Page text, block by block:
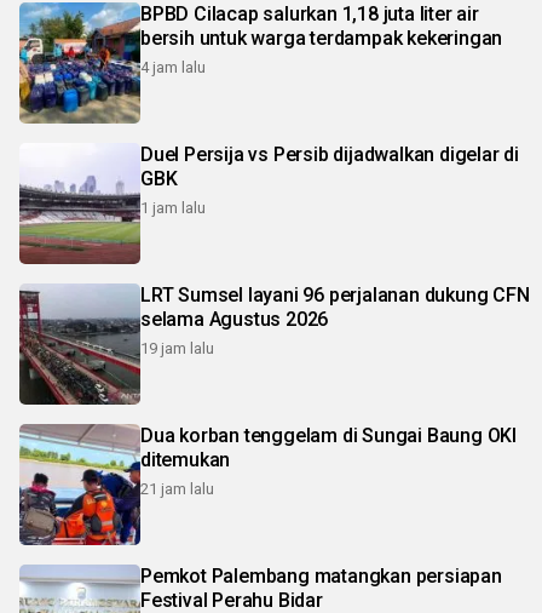
BPBD Cilacap salurkan 1,18 juta liter air
bersih untuk warga terdampak kekeringan
4 jam lalu
Duel Persija vs Persib dijadwalkan digelar di
GBK
1 jam lalu
LRT Sumsel layani 96 perjalanan dukung CFN
selama Agustus 2026
19 jam lalu
Dua korban tenggelam di Sungai Baung OKI
ditemukan
21 jam lalu
Pemkot Palembang matangkan persiapan
Festival Perahu Bidar